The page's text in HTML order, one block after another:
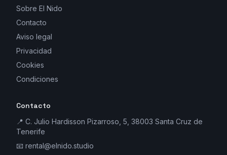
Sobre El Nido
Contacto
Aviso legal
Privacidad
Cookies
Condiciones
Contacto
📍 C. Julio Hardisson Pizarroso, 5, 38003 Santa Cruz de
Tenerife
📧 rental@elnido.studio